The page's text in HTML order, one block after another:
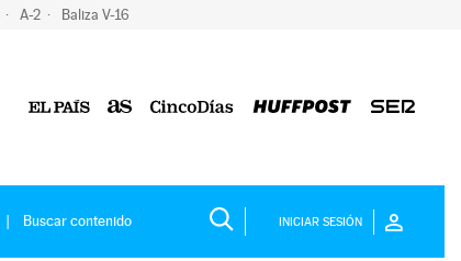
A-2 Baliza V-16
INICIAR SESIÓN